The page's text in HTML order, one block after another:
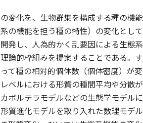
変化を、生物群集を構成する種の機能
の機能を担う種の特性）の変化として
発し、人為的かく乱要因による生態系
論的枠組みを提案することである。す
て種の相対的個体数（個体密度）が変
ベルにおける形質の種間平均や分散が
ボルテラモデルなどの生態学モデルに
質進化モデルを取り入れた数理モデル